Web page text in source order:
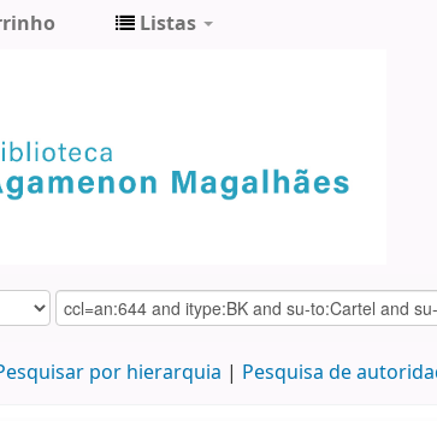
Listas
por hierarquia Pesquisa de